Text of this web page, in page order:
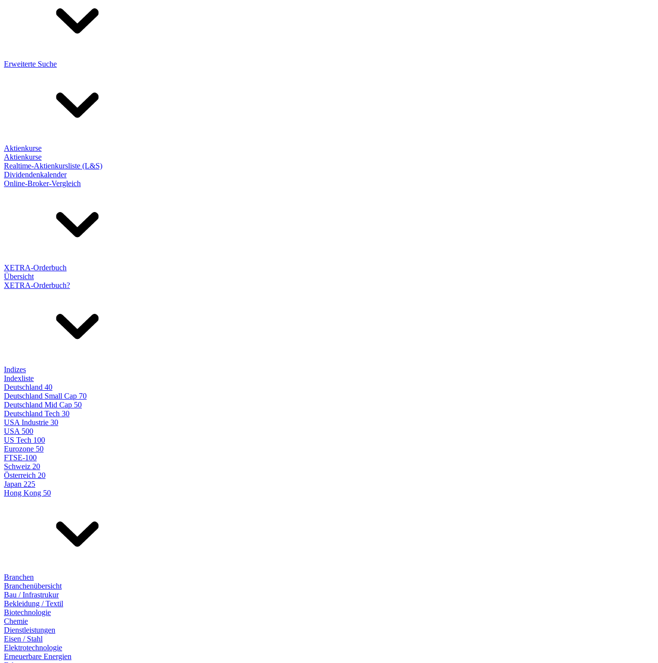
Erweiterte Suche
Aktienkurse
Aktienkurse
Realtime-Aktienkursliste (L&S)
Dividendenkalender
Online-Broker-Vergleich
XETRA-Orderbuch
Übersicht
XETRA-Orderbuch?
Indizes
Indexliste
Deutschland 40
Deutschland Small Cap 70
Deutschland Mid Cap 50
Deutschland Tech 30
USA Industrie 30
USA 500
US Tech 100
Eurozone 50
FTSE-100
Schweiz 20
Österreich 20
Japan 225
Hong Kong 50
Branchen
Branchenübersicht
Bau / Infrastrukur
Bekleidung / Textil
Biotechnologie
Chemie
Dienstleistungen
Eisen / Stahl
Elektrotechnologie
Erneuerbare Energien